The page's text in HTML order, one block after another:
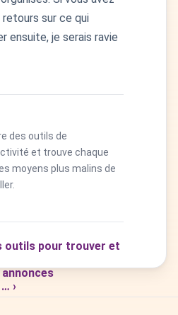
sur ce qui
ensuite, je serais ravie
des outils de
et trouve chaque
moyens plus malins de
outils pour trouver et
›